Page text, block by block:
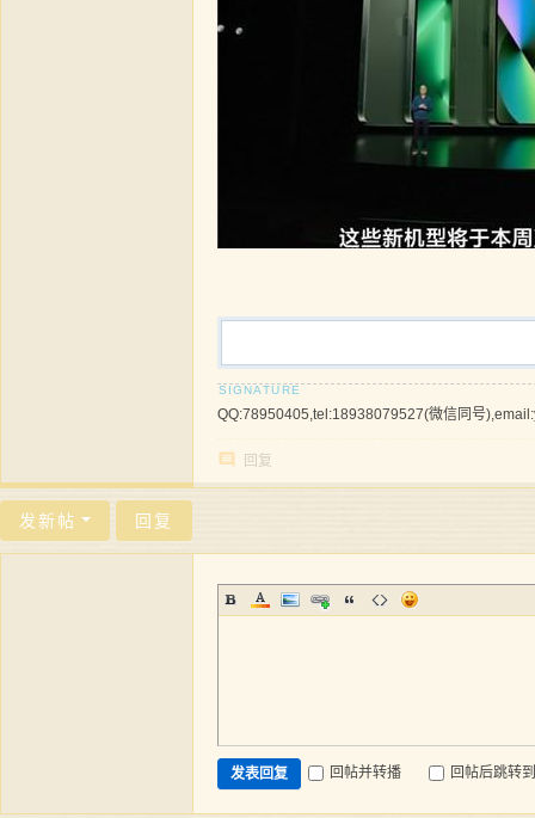
QQ:78950405,tel:18938079527(微信同号
回复
发新帖 回复
发表回复 回帖并转播 回帖后跳转